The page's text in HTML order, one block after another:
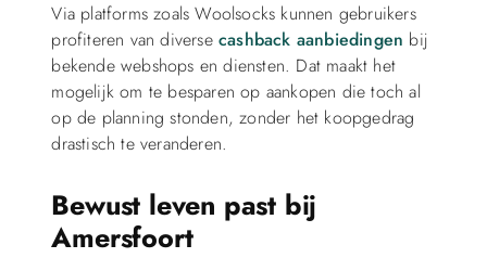
Via platforms zoals Woolsocks kunnen gebruikers
profiteren van diverse cashback aanbiedingen bij
bekende webshops en diensten. Dat maakt het
mogelijk om te besparen op aankopen die toch al
op de planning stonden, zonder het koopgedrag
drastisch te veranderen.
Bewust leven past bij
Amersfoort